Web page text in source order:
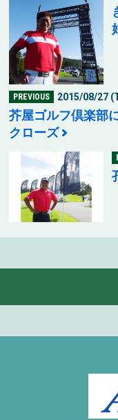
PREVIOUS 2015/08/27
芥屋ゴルフ倶楽部
クローズ